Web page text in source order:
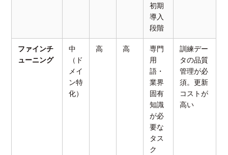
初期
導入
段階
ファインチ
ューニング
中
（ド
メイ
ン特
化）
高 高
専門
用
語・
業界
固有
知識
が必
要な
タス
ク
訓練デー
タの品質
管理が必
須。更新
コストが
高い